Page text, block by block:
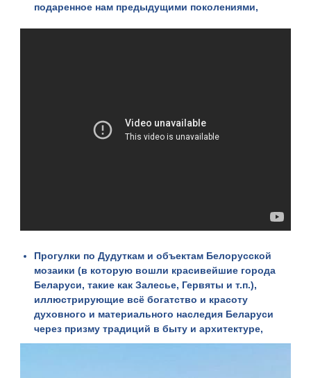
подаренное нам предыдущими поколениями,
Прогулки по Дудуткам и объектам Белорусской
мозаики (в которую вошли красивейшие города
Беларуси, такие как Залесье, Гервяты и т.п.),
иллюстрирующие всё богатство и красоту
духовного и материального наследия Беларуси
через призму традиций в быту и архитектуре,